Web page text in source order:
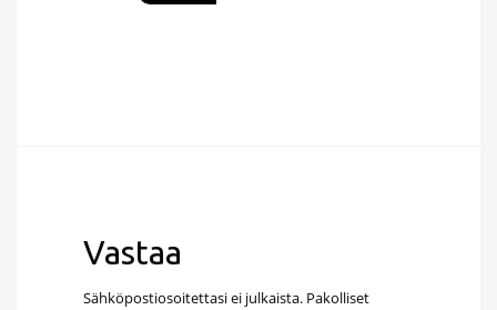
Vastaa
Sähköpostiosoitettasi ei julkaista. Pakolliset